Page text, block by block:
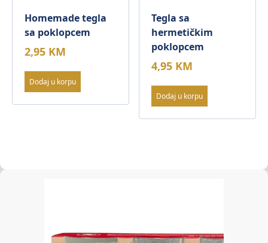
Homemade tegla
sa poklopcem
2,95 KM
Dodaj u korpu
Tegla sa
hermetičkim
poklopcem
4,95 KM
Dodaj u korpu